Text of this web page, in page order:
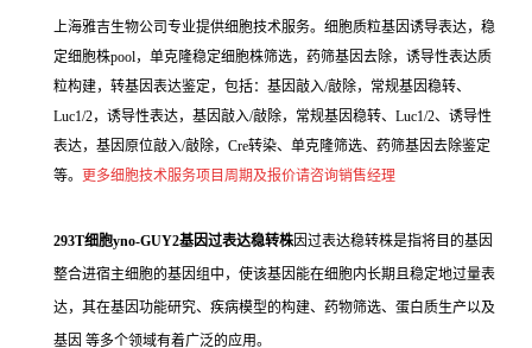
上海雅吉生物公司专业提供细胞技术服务。细胞质粒基因诱导表达，稳
定细胞株pool，单克隆稳定细胞株筛选，药筛基因去除，诱导性表达质
粒构建，转基因表达鉴定，包括：基因敲入/敲除，常规基因稳转、
Luc1/2，诱导性表达，基因敲入/敲除，常规基因稳转、Luc1/2、诱导性
表达，基因原位敲入/敲除，Cre转染、单克隆筛选、药筛基因去除鉴定
等。 更多细胞技术服务项目周期及报价请咨询销售经理
293T细胞yno-GUY2基因过表达稳转株因过表达稳转株是指将目的基因
整合进宿主细胞的基因组中，使该基因能在细胞内长期且稳定地过量表
达，其在基因功能研究、疾病模型的构建、药物筛选、蛋白质生产以及
基因 等多个领域有着广泛的应用。